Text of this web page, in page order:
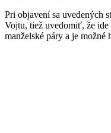
Pri objavení sa uvedených
Vojtu, tiež uvedomiť, že
manželské páry a je možné